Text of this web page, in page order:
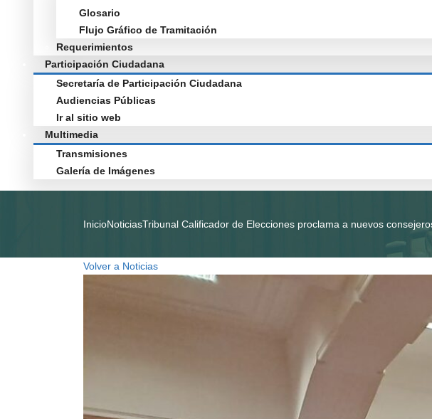
Glosario
Flujo Gráfico de Tramitación
Requerimientos
Participación Ciudadana
Secretaría de Participación Ciudadana
Audiencias Públicas
Ir al sitio web
Multimedia
Transmisiones
Galería de Imágenes
InicioNoticiasTribunal Calificador de Elecciones proclama a nuevos
Volver a Noticias